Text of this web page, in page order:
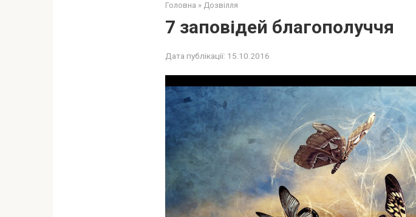
Головна » Дозвілля
7 заповідей благополуччя
Дата публікації: 15.10.2016